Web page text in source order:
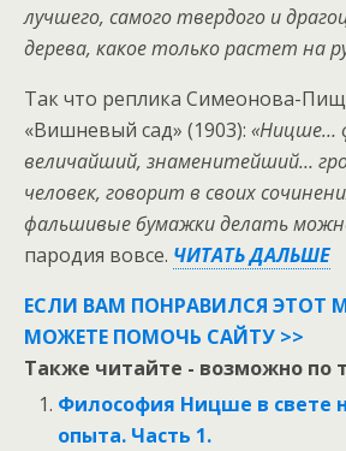
лучшего, самого твердого и
дерева, какое только растет на
Так что реплика Симеонова-
«Вишневый сад» (1903): «Ницше…
величайший, знаменитейший…
человек, говорит в своих
фальшивые бумажки делать
пародия вовсе. ЧИТАТЬ ДАЛЬШЕ
ЕСЛИ ВАМ ПОНРАВИЛСЯ ЭТОТ
МОЖЕТЕ ПОМОЧЬ САЙТУ >>
Также читайте - возможно по
Философия Ницше в свете
опыта. Часть 1.